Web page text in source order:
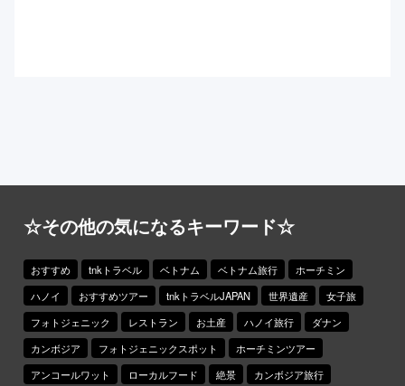
☆その他の気になるキーワード☆
おすすめ tnkトラベル ベトナム ベトナム旅行
ホーチミン
ハノイ
おすすめツアー tnkトラベルJAPAN 世界遺産
女子旅
フォトジェニック
レストラン お土産 ハノイ旅行
ダナン
カンボジア
フォトジェニックスポット
ホーチミンツアー
アンコールワット
ローカルフード 絶景 カンボジア旅行